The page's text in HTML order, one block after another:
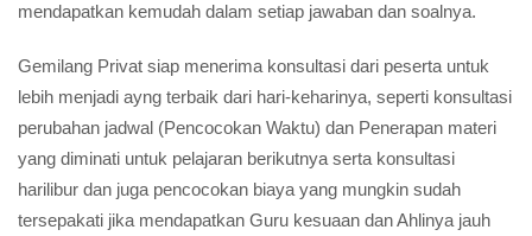
mendapatkan kemudah dalam setiap jawaban dan soalnya.
Gemilang Privat siap menerima konsultasi dari peserta untuk
lebih menjadi ayng terbaik dari hari-keharinya, seperti konsultasi
perubahan jadwal (Pencocokan Waktu) dan Penerapan materi
yang diminati untuk pelajaran berikutnya serta konsultasi
harilibur dan juga pencocokan biaya yang mungkin sudah
tersepakati jika mendapatkan Guru kesuaan dan Ahlinya jauh